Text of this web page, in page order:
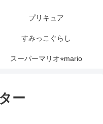
プリキュア
すみっこぐらし
スーパーマリオ⭐︎mario
ー